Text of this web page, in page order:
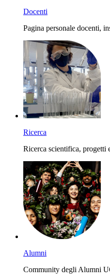
Docenti
Pagina personale docenti,
Ricerca
Ricerca scientifica, progetti
Alumni
Community degli Alumni